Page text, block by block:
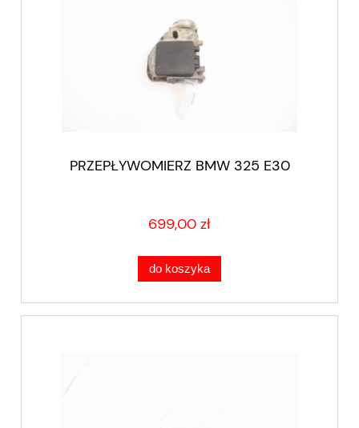
PRZEPŁYWOMIERZ BMW 325 E30
699,00 zł
do koszyka